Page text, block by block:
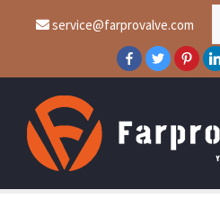
service@farprovalve.com